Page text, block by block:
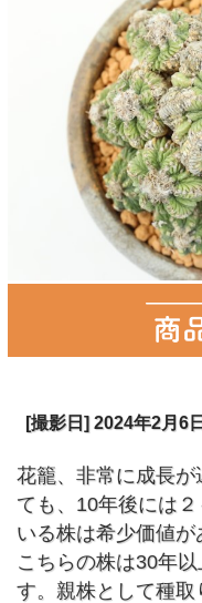
[撮影日] 2024年2月6日
花籠、非常に成長
ても、10年後には
いる株は希少価値が
こちらの株は30年
す。親株として種